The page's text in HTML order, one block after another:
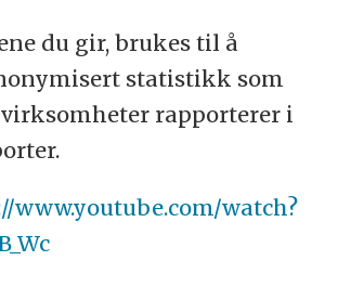
du gir, brukes til å
statistikk som
rapporterer i
www.youtube.com/watch?